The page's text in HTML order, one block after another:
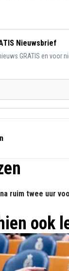
Nieuwsbrief
GRATIS en
ruim twee uur
ook